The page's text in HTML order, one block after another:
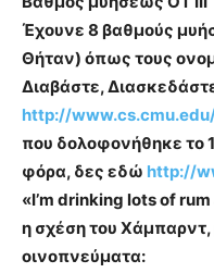
Έχουνε 8 βαθμούς
Θήταν) όπως τους
Διαβάστε,
http://
που δολοφονήθηκε το
φόρα, δες εδώ http://
«I’m drinking lots of
η σχέση του Χάμπαρντ,
οινοπνεύματα: